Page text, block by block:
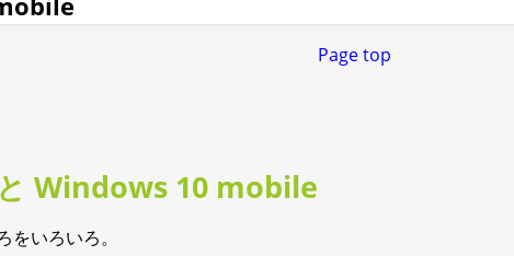
Windows 10 mobile
いろいろ。
Page top